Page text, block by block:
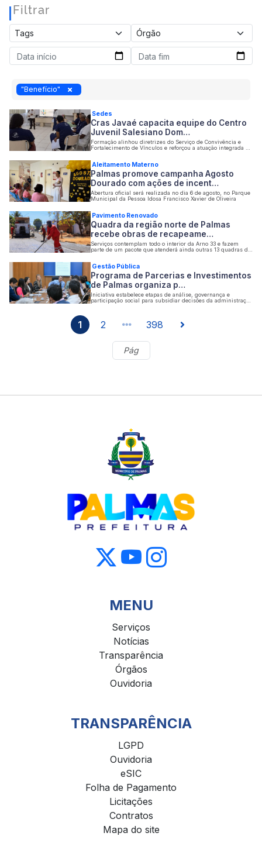
Filtrar
"Benefício"
Sedes
Cras Javaé capacita equipe do Centro
Juvenil Salesiano Dom…
Formação alinhou diretrizes do Serviço de Convivência e
Fortalecimento de Vínculos e reforçou a atuação integrada da
Aleitamento Materno
Palmas promove campanha Agosto
Dourado com ações de incent…
Abertura oficial será realizada no dia 6 de agosto, no Parque
Municipal da Pessoa Idosa Francisco Xavier de Oliveira
Pavimento Renovado
Quadra da região norte de Palmas
recebe obras de recapeame…
Serviços contemplam todo o interior da Arno 33 e fazem
parte de um pacote que atenderá ainda outras 13 quadras do
Gestão Pública
Programa de Parcerias e Investimentos
de Palmas organiza p…
Iniciativa estabelece etapas de análise, governança e
participação social para subsidiar decisões da administração
1 2 398
MENU
Serviços
Notícias
Transparência
Órgãos
Ouvidoria
TRANSPARÊNCIA
LGPD
Ouvidoria
eSIC
Folha de Pagamento
Licitações
Contratos
Mapa do site